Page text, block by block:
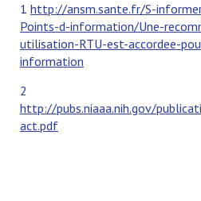
1 http://ansm.sante.fr/S-
Points-d-information/Une-
utilisation-RTU-est-accordee-
information
2
http://pubs.niaaa.nih.gov/
act.pdf